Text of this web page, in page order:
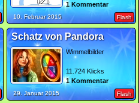
1 Kommentar
10. Februar 2015 Flash
Schatz von Pandora
Wimmelbilder
11.724 Klicks
1 Kommentar
29. Januar 2015 Flash